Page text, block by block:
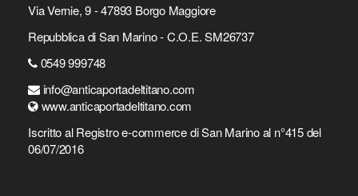
Via Vernie, 9 - 47893 Borgo Maggiore
Repubblica di San Marino - C.O.E. SM26737
0549 999748
info@anticaportadeltitano.com
www.anticaportadeltitano.com
Iscritto al Registro e-commerce di San Marino al n°415 del
06/07/2016